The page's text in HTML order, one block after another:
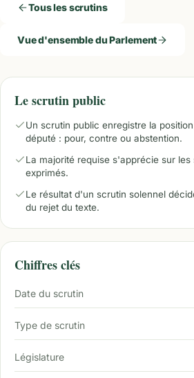
Tous les scrutins
Vue d'ensemble du Parlement
Le scrutin public
Un scrutin public enregistre la
député : pour, contre ou abstention.
La majorité requise s'apprécie sur les
exprimés.
Le résultat d'un scrutin solennel
du rejet du texte.
Chiffres clés
Date du scrutin
Type de scrutin
Législature